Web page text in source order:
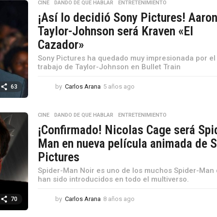
a
g
o
63
CINE ,DANDO DE QUE HABLAR ,ENTRETENIMIENTO
¡Así lo decidió Sony Pictures! Aaron
Taylor-Johnson será Kraven «El
Cazador»
Sony Pictures ha quedado muy impresionada por el
trabajo de Taylor-Johnson en Bullet Train
by Carlos Arana 5 años ago
o
a
g
70
CINE ,DANDO DE QUE HABLAR ,ENTRETENIMIENTO
¡Confirmado! Nicolas Cage será
Man en nueva película animada de
Pictures
Spider-Man Noir es uno de los muchos Spider-Man
han sido introducidos en todo el multiverso.
by Carlos Arana 8 años ago